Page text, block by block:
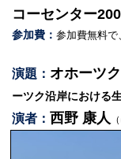
コーセンター
参加費： 参加費無料で
演題： オホーツ
ーツク沿岸における
演者： 西野 康人